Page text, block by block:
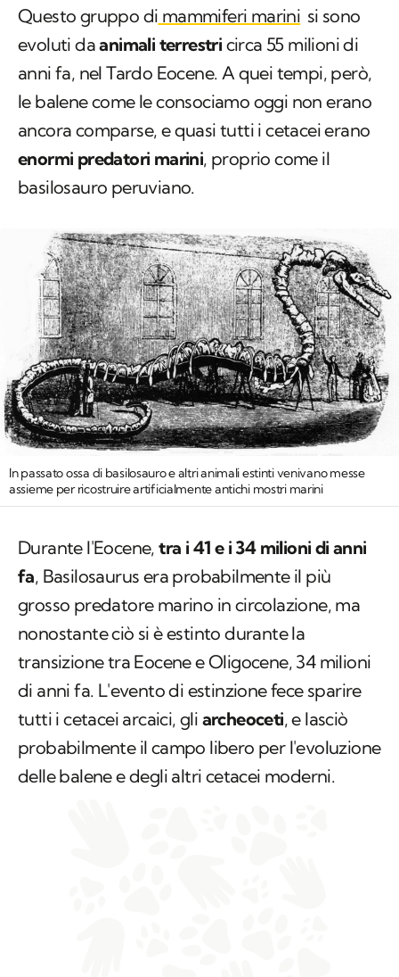
Questo gruppo di mammiferi marini si sono
evoluti daanimali terrestri circa 55 milioni di
anni fa, nel Tardo Eocene. A quei tempi, però,
le balene come le consociamo oggi non erano
ancora comparse, e quasi tutti i cetacei erano
enormi predatori marini, proprio come il
basilosauro peruviano.
In passato ossa di basilosauro e altri animali estinti venivano messe
assieme per ricostruire artificialmente antichi mostri marini
Durante l'Eocene,tra i 41 e i 34 milioni di anni
fa, Basilosaurus era probabilmente il più
grosso predatore marino in circolazione, ma
nonostante ciò si è estinto durante la
transizione tra Eocene e Oligocene, 34 milioni
di anni fa. L'evento di estinzione fece sparire
tutti i cetacei arcaici, gli archeoceti, e lasciò
probabilmente il campo libero per l'evoluzione
delle balene e degli altri cetacei moderni.